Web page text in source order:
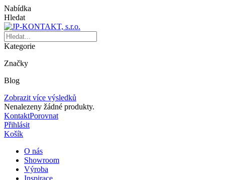
Nabídka
Hledat
Kategorie
Značky
Blog
Zobrazit více výsledků
Nenalezeny žádné produkty.
KontaktPorovnat
Přihlásit
Košík
O nás
Showroom
Výroba
Inspirace